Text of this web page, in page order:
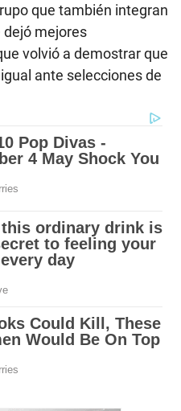
que también integran
dejó mejores
volvió a demostrar que
ante selecciones de